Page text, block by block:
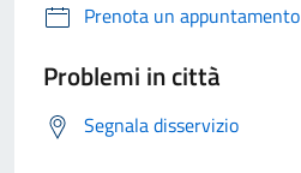
Prenota un appuntamento
Problemi in città
Segnala disservizio